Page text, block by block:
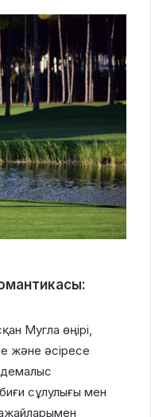
Мугла өңірі,
және әсіресе
сұлулығы мен